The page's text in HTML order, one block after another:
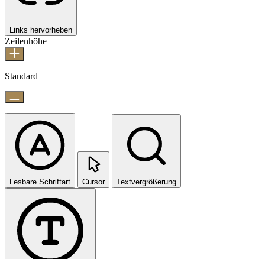
Links hervorheben
Zeilenhöhe
Standard
Lesbare Schriftart Cursor Textvergrößerung